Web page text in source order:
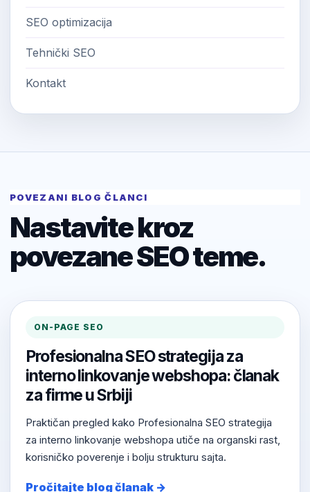
SEO optimizacija
Tehnički SEO
Kontakt
POVEZANI BLOG ČLANCI
Nastavite kroz
povezane SEO teme.
ON-PAGE SEO
Profesionalna SEO strategija za
interno linkovanje webshopa: članak
za firme u Srbiji
Praktičan pregled kako Profesionalna SEO strategija
za interno linkovanje webshopa utiče na organski rast,
korisničko poverenje i bolju strukturu sajta.
Pročitajte blog članak →